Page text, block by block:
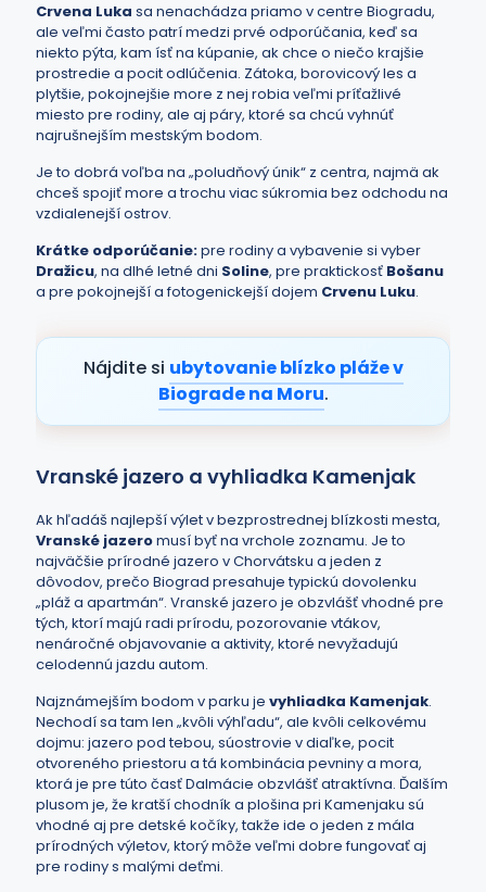
Crvena Luka sa nenachádza priamo v centre Biogradu,
ale veľmi často patrí medzi prvé odporúčania, keď sa
niekto pýta, kam ísť na kúpanie, ak chce o niečo krajšie
prostredie a pocit odlúčenia. Zátoka, borovicový les a
plytšie, pokojnejšie more z nej robia veľmi príťažlivé
miesto pre rodiny, ale aj páry, ktoré sa chcú vyhnúť
najrušnejším mestským bodom.
Je to dobrá voľba na „poludňový únik“ z centra, najmä ak
chceš spojiť more a trochu viac súkromia bez odchodu na
vzdialenejší ostrov.
Krátke odporúčanie:pre rodiny a vybavenie si vyber
Dražicu, na dlhé letné dni Soline, pre praktickosť Bošanu
a pre pokojnejší a fotogenickejší dojem Crvenu Luku.
Nájdite si ubytovanie blízko pláže v
Biograde na Moru.
Vranské jazero a vyhliadka Kamenjak
Ak hľadáš najlepší výlet v bezprostrednej blízkosti mesta,
Vranské jazeromusí byť na vrchole zoznamu. Je to
najväčšie prírodné jazero v Chorvátsku a jeden z
dôvodov, prečo Biograd presahuje typickú dovolenku
„pláž a apartmán“. Vranské jazero je obzvlášť vhodné pre
tých, ktorí majú radi prírodu, pozorovanie vtákov,
nenáročné objavovanie a aktivity, ktoré nevyžadujú
celodennú jazdu autom.
Najznámejším bodom v parku je vyhliadka Kamenjak.
Nechodí sa tam len „kvôli výhľadu“, ale kvôli celkovému
dojmu: jazero pod tebou, súostrovie v diaľke, pocit
otvoreného priestoru a tá kombinácia pevniny a mora,
ktorá je pre túto časť Dalmácie obzvlášť atraktívna. Ďalším
plusom je, že kratší chodník a plošina pri Kamenjaku sú
vhodné aj pre detské kočíky, takže ide o jeden z mála
prírodných výletov, ktorý môže veľmi dobre fungovať aj
pre rodiny s malými deťmi.